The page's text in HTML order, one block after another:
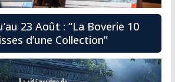
23 Août : “La Boverie 10
d’une Collection”